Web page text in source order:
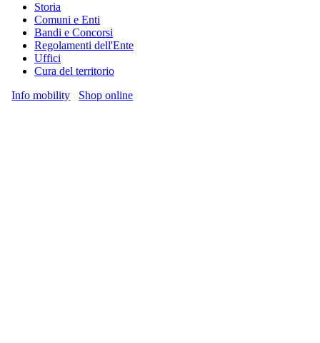
Storia
Comuni e Enti
Bandi e Concorsi
Regolamenti dell'Ente
Uffici
Cura del territorio
Info mobility
Shop online